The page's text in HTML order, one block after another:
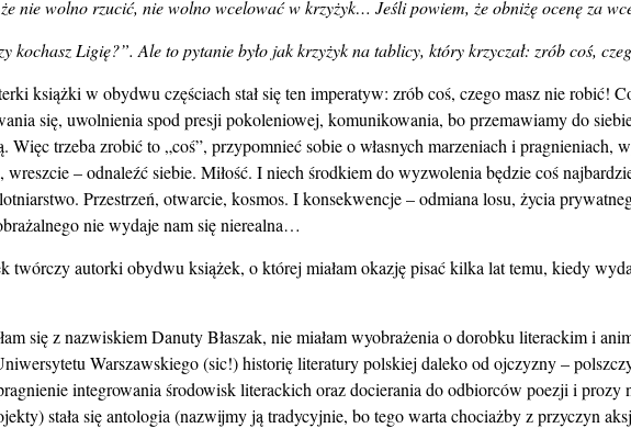
nie wolno rzucić, nie wolno wcelować w krzyżyk… Jeśli powiem, że obniżę ocenę za
kochasz Ligię?”. Ale to pytanie było jak krzyżyk na tablicy, który krzyczał: zrób coś,
książki w obydwu częściach stał się ten imperatyw: zrób coś, czego masz nie robić!
się, uwolnienia spod presji pokoleniowej, komunikowania, bo przemawiamy do
Więc trzeba zrobić to „coś”, przypomnieć sobie o własnych marzeniach i
– odnaleźć siebie. Miłość. I niech środkiem do wyzwolenia będzie coś
Przestrzeń, otwarcie, kosmos. I konsekwencje – odmiana losu, życia
nie wydaje nam się nierealna…
twórczy autorki obydwu książek, o której miałam okazję pisać kilka lat temu, kiedy
się z nazwiskiem Danuty Błaszak, nie miałam wyobrażenia o dorobku literackim i
Warszawskiego (sic!) historię literatury polskiej daleko od ojczyzny –
integrowania środowisk literackich oraz docierania do odbiorców poezji i prozy
stała się antologia (nazwijmy ją tradycyjnie, bo tego warta chociażby z przyczyn